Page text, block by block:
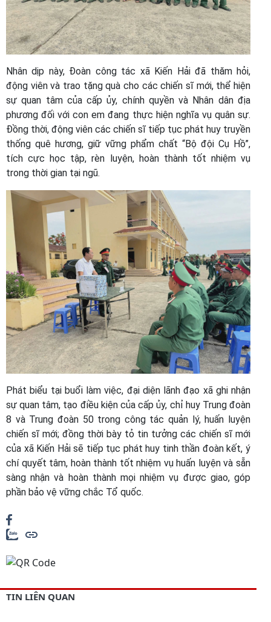
Nhân dịp này, Đoàn công tác xã Kiến Hải đã thăm hỏi,
động viên và trao tặng quà cho các chiến sĩ mới, thể hiện
sự quan tâm của cấp ủy, chính quyền và Nhân dân địa
phương đối với con em đang thực hiện nghĩa vụ quân sự.
Đồng thời, động viên các chiến sĩ tiếp tục phát huy truyền
thống quê hương, giữ vững phẩm chất “Bộ đội Cụ Hồ”,
tích cực học tập, rèn luyện, hoàn thành tốt nhiệm vụ
trong thời gian tại ngũ.
Phát biểu tại buổi làm việc, đại diện lãnh đạo xã ghi nhận
sự quan tâm, tạo điều kiện của cấp ủy, chỉ huy Trung đoàn
8 và Trung đoàn 50 trong công tác quản lý, huấn luyện
chiến sĩ mới; đồng thời bày tỏ tin tưởng các chiến sĩ mới
của xã Kiến Hải sẽ tiếp tục phát huy tinh thần đoàn kết, ý
chí quyết tâm, hoàn thành tốt nhiệm vụ huấn luyện và sẵn
sàng nhận và hoàn thành mọi nhiệm vụ được giao, góp
phần bảo vệ vững chắc Tổ quốc.
TIN LIÊN QUAN